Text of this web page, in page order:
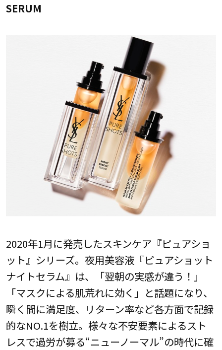
SERUM
2020年1月に発売したスキンケア『ピュアショ
ット』シリーズ。夜用美容液『ピュアショット
ナイトセラム』は、「翌朝の実感が違う！」
「マスクによる肌荒れに効く」と話題になり、
瞬く間に満足度、リターン率など各方面で記録
的なNO.1を樹立。様々な不安要素によるスト
レスで過労が募る“ニューノーマル”の時代に確